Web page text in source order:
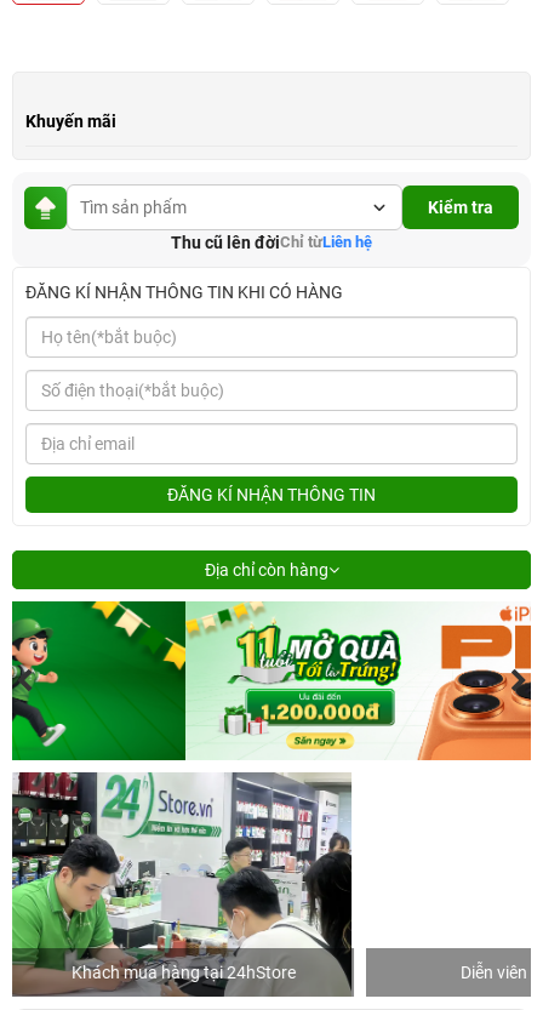
Khuyến mãi
Kiểm tra
Thu cũ lên đờiChỉ từLiên hệ
ĐĂNG KÍ NHẬN THÔNG TIN KHI CÓ HÀNG
ĐĂNG KÍ NHẬN THÔNG TIN
Địa chỉ còn hàng
Khách mua hàng tại 24hStore Diễn viên